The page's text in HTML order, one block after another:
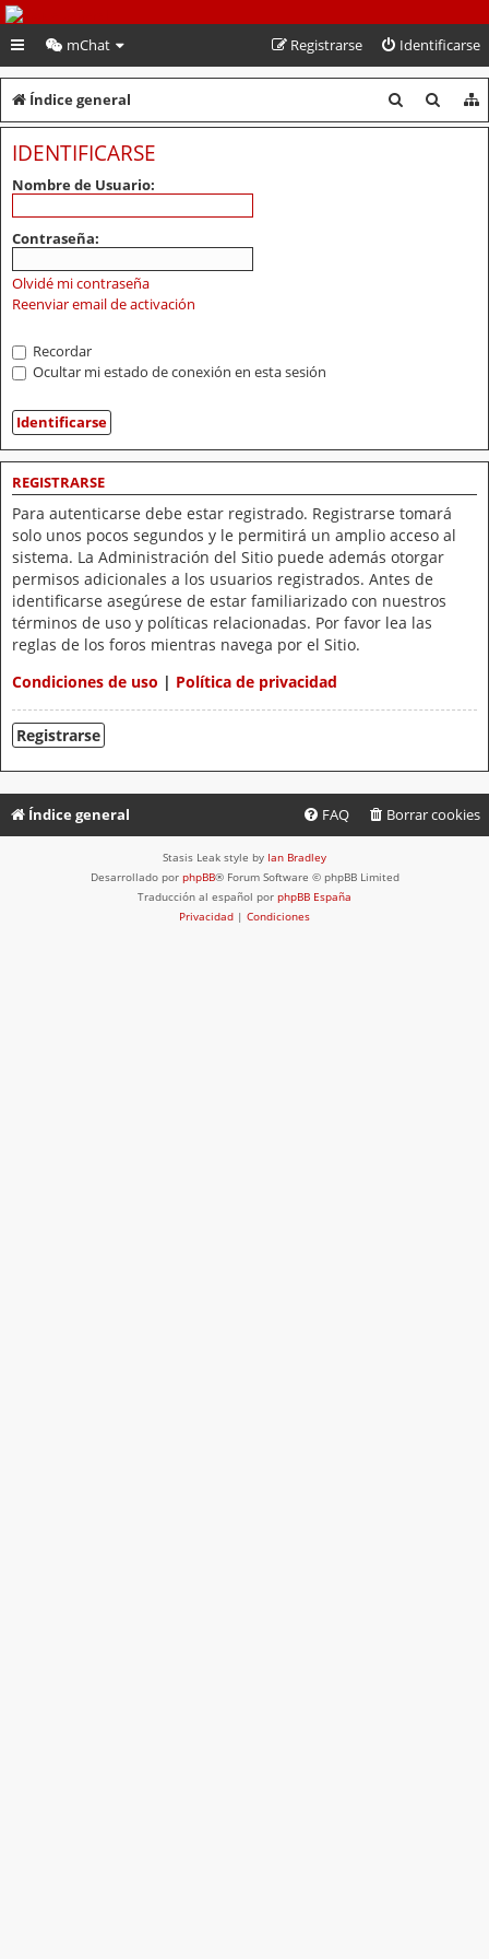
PeruVoley.com
mChat Identificarse
Registrarse
Índice general
u
u
IDENTIFICARSE
Nombre de Usuario:
Contraseña:
Olvidé mi contraseña
Reenviar email de activación
Recordar
Ocultar mi estado de conexión en esta sesión
REGISTRARSE
Para autenticarse debe estar registrado. Registrarse tomará
solo unos pocos segundos y le permitirá un amplio acceso al
sistema. La Administración del Sitio puede además otorgar
permisos adicionales a los usuarios registrados. Antes de
identificarse asegúrese de estar familiarizado con nuestros
términos de uso y políticas relacionadas. Por favor lea las
reglas de los foros mientras navega por el Sitio.
Condiciones de uso | Política de privacidad
Registrarse
Índice general Borrar cookies
FAQ
Stasis Leak style by Ian Bradley
Desarrollado por phpBB® Forum Software © phpBB Limited
Traducción al español por phpBB España
Privacidad | Condiciones